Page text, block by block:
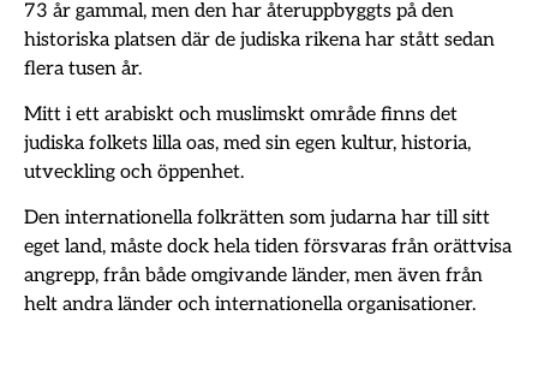
73 år gammal, men den har återuppbyggts på den
historiska platsen där de judiska rikena har stått sedan
flera tusen år.
Mitt i ett arabiskt och muslimskt område finns det
judiska folkets lilla oas, med sin egen kultur, historia,
utveckling och öppenhet.
Den internationella folkrätten som judarna har till sitt
eget land, måste dock hela tiden försvaras från orättvisa
angrepp, från både omgivande länder, men även från
helt andra länder och internationella organisationer.